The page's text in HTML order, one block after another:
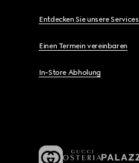
Entdecken Sie unsere Services
Einen Termein vereinbaren
In-Store Abholung